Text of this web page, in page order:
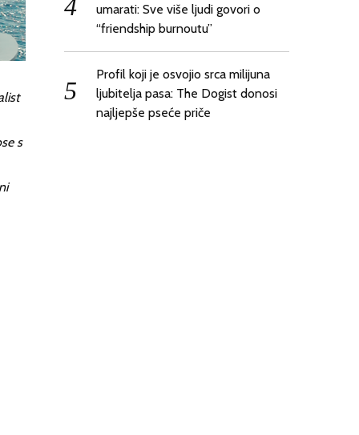
s
umarati: Sve više ljudi govori o
“friendship burnoutu”
Profil koji je osvojio srca milijuna
ljubitelja pasa: The Dogist donosi
najljepše pseće priče